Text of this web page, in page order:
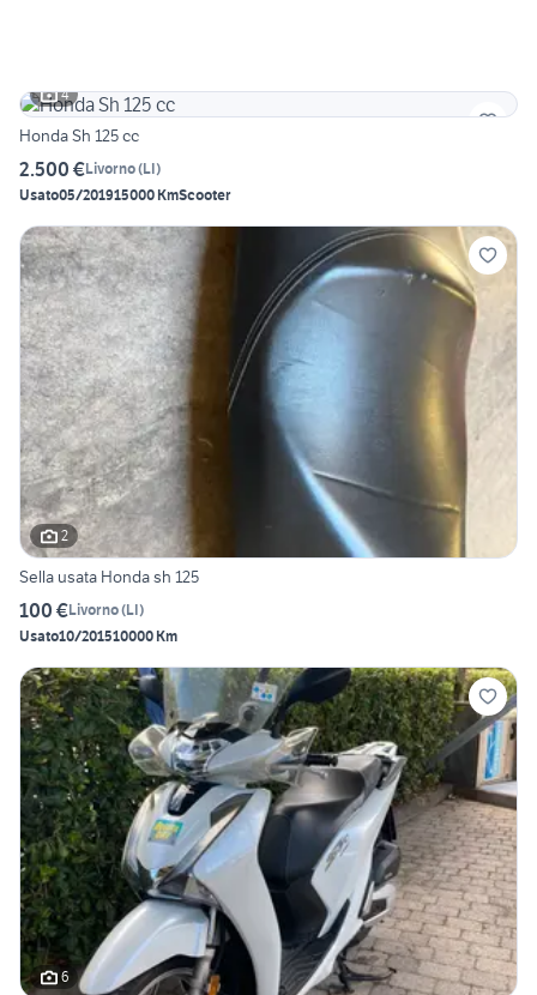
4
Honda Sh 125 cc
2.500 €Livorno(LI)
Usato05/201915000 KmScooter
2
Sella usata Honda sh 125
100 €Livorno(LI)
Usato10/201510000 Km
6